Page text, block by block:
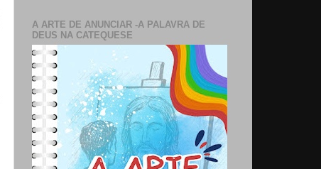
A ARTE DE ANUNCIAR -A PALAVRA DE
DEUS NA CATEQUESE